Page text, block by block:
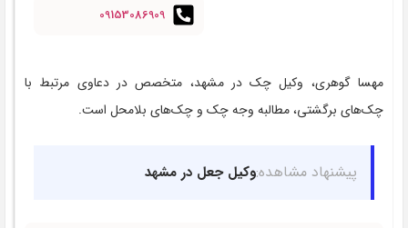
09153086909
مهسا گوهری، وکیل چک در مشهد، متخصص در دعاوی مرتبط با
چک‌های برگشتی، مطالبه وجه چک و چک‌های بلامحل است.
پیشنهاد مشاهده:وکیل جعل در مشهد